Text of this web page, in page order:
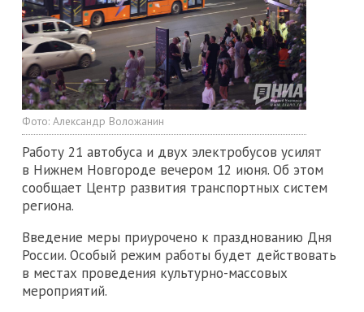
Фото: Александр Воложанин
Работу 21 автобуса и двух электробусов усилят
в Нижнем Новгороде вечером 12 июня. Об этом
сообщает Центр развития транспортных систем
региона.
Введение меры приурочено к празднованию Дня
России. Особый режим работы будет действовать
в местах проведения культурно-массовых
мероприятий.